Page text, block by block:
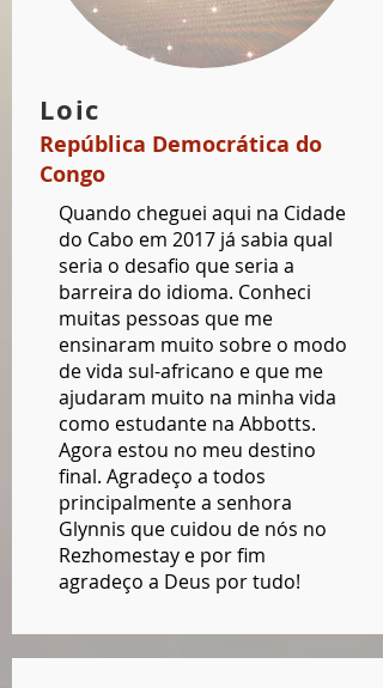
Loic
República Democrática do
Congo
Quando cheguei aqui na Cidade
do Cabo em 2017 já sabia qual
seria o desafio que seria a
barreira do idioma. Conheci
muitas pessoas que me
ensinaram muito sobre o modo
de vida sul-africano e que me
ajudaram muito na minha vida
como estudante na Abbotts.
Agora estou no meu destino
final. Agradeço a todos
principalmente a senhora
Glynnis que cuidou de nós no
Rezhomestay e por fim
agradeço a Deus por tudo!